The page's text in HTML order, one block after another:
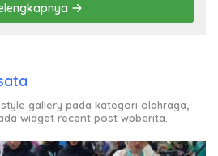
gallery pada kategori olahraga,
widget recent post wpberita.